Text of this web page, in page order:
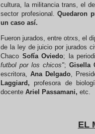
cultura, la militancia trans, el
sector profesional.Quedaron
un caso así.
Fueron jurados, entre otrxs, el
de la ley de juicio por jurados
Chaco Sofía Oviedo; la
futbol por los chicos";Gisella
escritora, Ana Delgado,
Laggiard, profesora de
docente Ariel Passamani, etc.
EL